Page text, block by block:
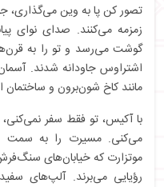
تصور کن پا به وین می‌گذاری،
زمزمه می‌کنند. صدای نوای
گوشت می‌رسد و تو را به
اشتراوس جاودانه شدند.
مانند کاخ شون‌برون و ساختمان
با آکیس، تو فقط سفر
می‌کنی. مسیرت را به سمت
موتزارت که خیابان‌های
رؤیایی می‌برند. آلپ‌های